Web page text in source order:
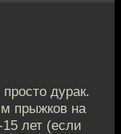
дурак.
прыжков на
лет (если